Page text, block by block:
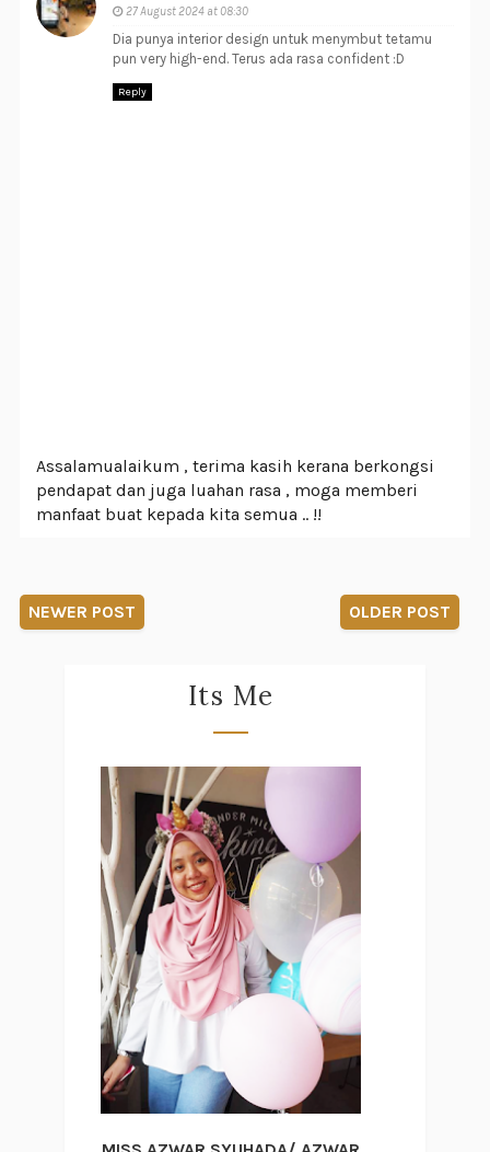
27 August 2024 at 08:30
Dia punya interior design untuk menymbut tetamu
pun very high-end. Terus ada rasa confident :D
Reply
Assalamualaikum , terima kasih kerana berkongsi
pendapat dan juga luahan rasa , moga memberi
manfaat buat kepada kita semua .. !!
NEWER POST OLDER POST
Its Me